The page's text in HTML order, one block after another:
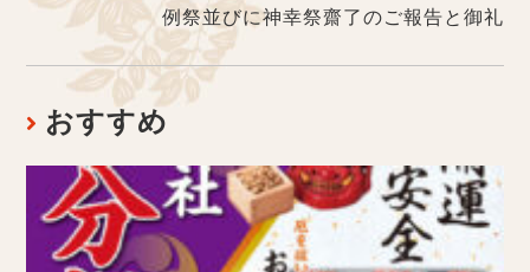
例祭並びに神幸祭齋了のご報告と御礼
おすすめ